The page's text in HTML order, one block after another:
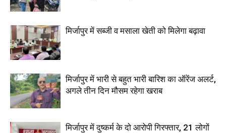
मिर्जापुर में सब्जी व मसाला खेती को मिलेगा बढ़ावा
मिर्जापुर में भारी से बहुत भारी बारिश का ऑरेंज अलर्ट,
अगले तीन दिन मौसम रहेगा खराब
मिर्जापुर में दुष्कर्म के दो आरोपी गिरफ्तार, 21 लोगों